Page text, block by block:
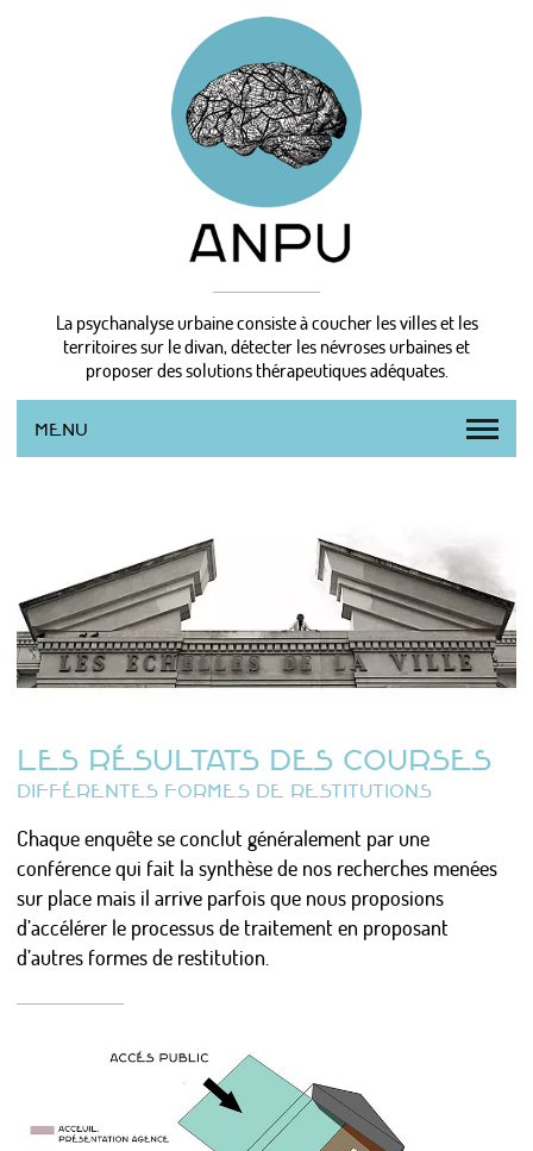
La psychanalyse urbaine consiste à coucher les villes et les
territoires sur le divan, détecter les névroses urbaines et
proposer des solutions thérapeutiques adéquates.
MENU
LES ÉTUDES DE CAS
MISES EN FORME
LES MÉTA-SUJETS
L’URBANISTE ENCHANTEUR
Actualités
Calendrier
Photos/Vidéos/Pro
Presse
Nous écrire / Recevoir des nouvelles
LES RÉSULTATS DES COURSES
DIFFÉRENTES FORMES DE RESTITUTIONS
Chaque enquête se conclut généralement par une
conférence qui fait la synthèse de nos recherches menées
sur place mais il arrive parfois que nous proposions
d’accélérer le processus de traitement en proposant
d’autres formes de restitution.